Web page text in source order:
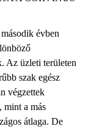
évben
Az üzleti területen
szak egész
végzettek
mint a más
átlaga. De